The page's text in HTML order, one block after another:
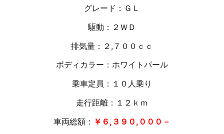
グレード：ＧＬ
駆動：２ＷＤ
排気量：２,７００ｃｃ
ボディカラー：ホワイトパール
乗車定員：１０人乗り
走行距離：１２ ｋｍ
車両総額： ￥６,３９０,０００－